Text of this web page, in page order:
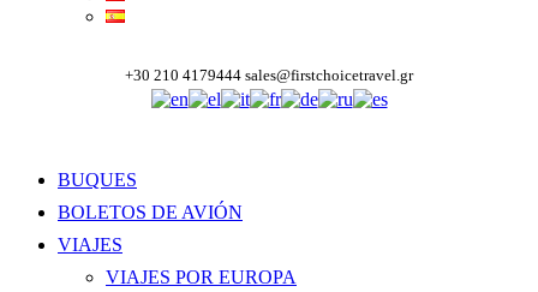
+30 210 4179444 sales@firstchoicetravel.gr
BUQUES
BOLETOS DE AVIÓN
VIAJES
VIAJES POR EUROPA